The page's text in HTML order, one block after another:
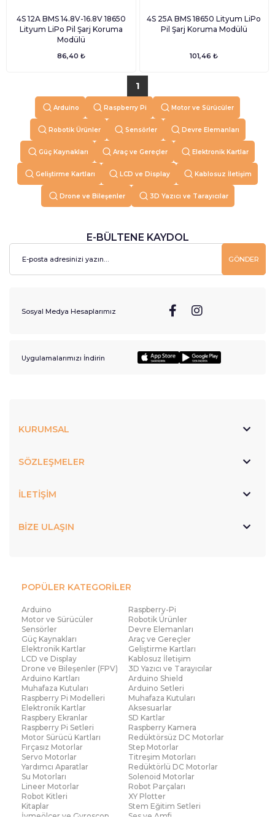
4S 12A BMS 14.8V-16.8V 18650
Lityum LiPo Pil Şarj Koruma
Modülü
86,40 ₺
4S 25A BMS 18650 Lityum LiPo
Pil Şarj Koruma Modülü
101,46 ₺
1
Arduino Raspberry Pi Motor ve Sürücüler
Robotik Ürünler Sensörler Devre Elemanları
Güç Kaynakları Araç ve Gereçler Elektronik Kartlar
Geliştirme Kartları LCD ve Display Kablosuz İletişim
Drone ve Bileşenler 3D Yazıcı ve Tarayıcılar
E-BÜLTENE KAYDOL
GÖNDER
Sosyal Medya Hesaplarımız
Uygulamalarımızı İndirin
KURUMSAL
SÖZLEŞMELER
İLETİŞİM
BİZE ULAŞIN
POPÜLER KATEGORİLER
Arduino
Raspberry-Pi
Motor ve Sürücüler
Robotik Ürünler
Sensörler
Devre Elemanları
Güç Kaynakları
Araç ve Gereçler
Elektronik Kartlar
Geliştirme Kartları
LCD ve Display
Kablosuz İletişim
Drone ve Bileşenler (FPV)
3D Yazıcı ve Tarayıcılar
Arduino Kartları
Arduino Shield
Muhafaza Kutuları
Arduino Setleri
Raspberry Pi Modelleri
Muhafaza Kutuları
Elektronik Kartlar
Aksesuarlar
Raspbery Ekranlar
SD Kartlar
Raspberry Pi Setleri
Raspberry Kamera
Motor Sürücü Kartları
Redüktörsüz DC Motorlar
Fırçasız Motorlar
Step Motorlar
Servo Motorlar
Titreşim Motorları
Yardımcı Aparatlar
Redüktörlü DC Motorlar
Su Motorları
Solenoid Motorlar
Lineer Motorlar
Robot Parçaları
Robot Kitleri
XY Plotter
Kitaplar
Stem Eğitim Setleri
İvmeölçer ve Gyroscop
Ses ve Amfi